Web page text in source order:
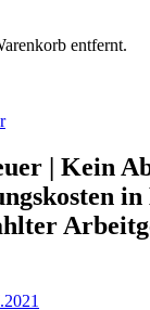
entfernt.
| Kein
in